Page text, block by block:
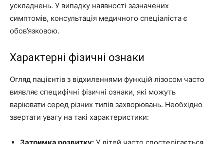
ускладнень. У випадку наявності зазначених
симптомів, консультація медичного спеціаліста є
обов’язковою.
Характерні фізичні ознаки
Огляд пацієнтів з відхиленнями функцій лізосом часто
виявляє специфічні фізичні ознаки, які можуть
варіювати серед різних типів захворювань. Необхідно
звертати увагу на такі характеристики: